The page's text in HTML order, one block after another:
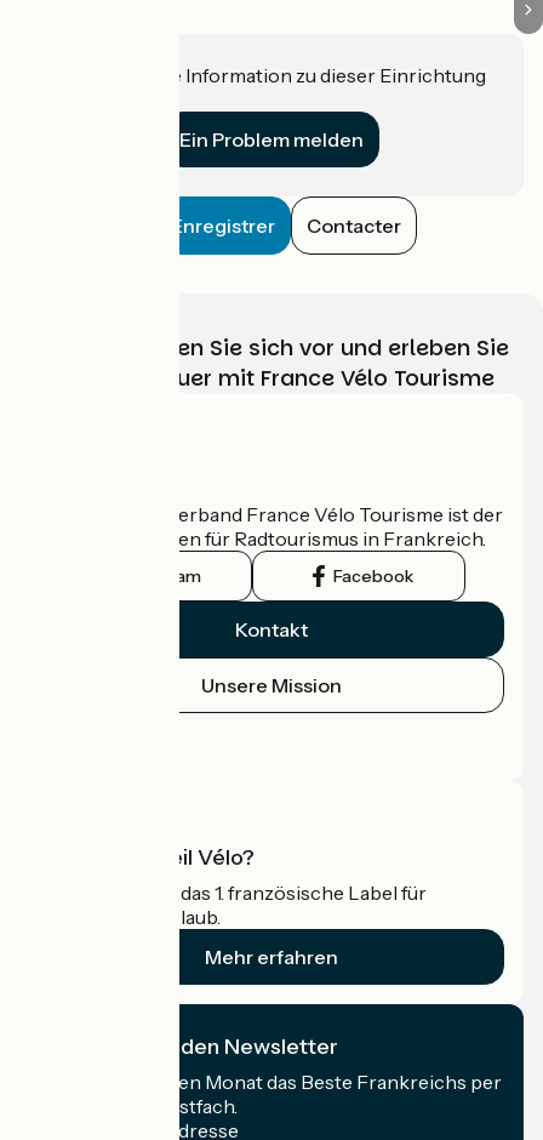
Haben Sie eine Information zu dieser Einrichtung
Ein Problem melden
Enregistrer Contacter
Wählen, bereiten Sie sich vor und erleben Sie
Ihr Radabenteuer mit France Vélo Tourisme
Der nationale Verband France Vélo Tourisme ist der
offizielle Leitfaden für Radtourismus in Frankreich.
Instagram Facebook
Kontakt
Unsere Mission
Was ist Accueil Vélo?
Accueil Vélo ist das 1. französische Label für
Radfahrer im Urlaub.
Mehr erfahren
Ich abonniere den Newsletter
Erhalten Sie jeden Monat das Beste Frankreichs per
Rad in Ihrem Postfach.
Meine E-Mail-Adresse